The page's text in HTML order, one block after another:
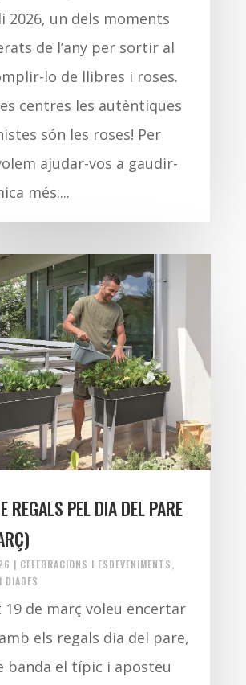
2026, un dels moments
de l’any per sortir al
lo de llibres i roses.
centres les autèntiques
són les roses! Per
ajudar-vos a gaudir-
més:...
REGALS PEL DIA DEL PARE
| CELEBRACIONS I ESDEVENIMENTS
DIADES
19 de març voleu encertar
els regals dia del pare,
banda el típic i aposteu